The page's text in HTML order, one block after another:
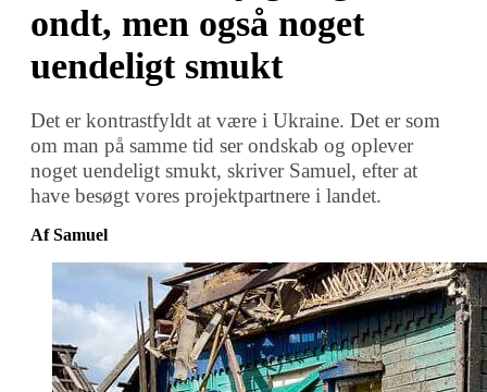
ondt, men også noget
uendeligt smukt
Det er kontrastfyldt at være i Ukraine. Det er som
om man på samme tid ser ondskab og oplever
noget uendeligt smukt, skriver Samuel, efter at
have besøgt vores projektpartnere i landet.
Af Samuel